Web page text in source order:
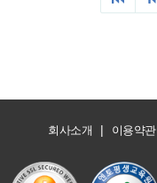
회사소개 | 이용약관